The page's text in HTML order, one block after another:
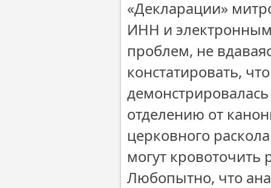
«Декларации»
ИНН и электронным
проблем, не
констатировать,
отделению от
церковного
могут кровоточить
Любопытно, что